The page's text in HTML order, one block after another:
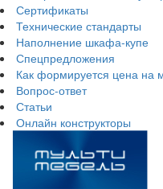
Сертификаты
Технические стандарты
Наполнение шкафа-купе
Спецпредложения
Как формируется цена на
Вопрос-ответ
Статьи
Онлайн конструкторы